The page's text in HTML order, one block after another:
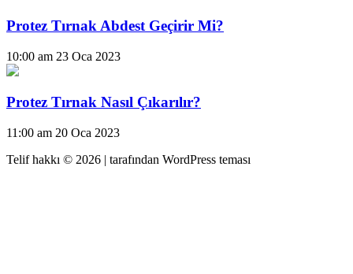
Protez Tırnak Abdest Geçirir Mi?
10:00 am 23 Oca 2023
Protez Tırnak Nasıl Çıkarılır?
11:00 am 20 Oca 2023
Telif hakkı © 2026 | tarafından WordPress teması